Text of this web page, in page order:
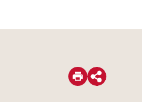
Print
Share